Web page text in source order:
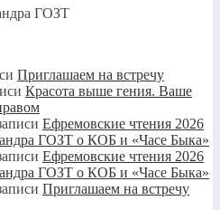
ГОЗТ
Приглашаем на встречу
Красота выше гения. Ваше
Ефремовские чтения 2026
ГОЗТ о КОБ и «Часе Быка»
Ефремовские чтения 2026
ГОЗТ о КОБ и «Часе Быка»
Приглашаем на встречу